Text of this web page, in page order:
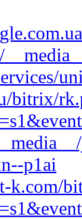
bitrix/
p1ai
k.com/